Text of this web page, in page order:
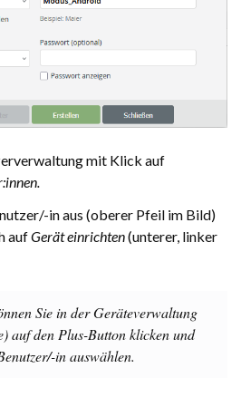
mit Klick auf
in aus (oberer Pfeil im Bild)
aufGerät einrichten(unterer, linker
Sie in der Geräteverwaltung
auf den Plus-Button klicken und
in auswählen.